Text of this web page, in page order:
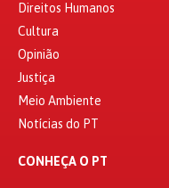
Direitos Humanos
Cultura
Opinião
Justiça
Meio Ambiente
Notícias do PT
CONHEÇA O PT